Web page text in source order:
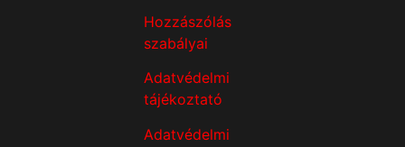
Hozzászólás
szabályai
Adatvédelmi
tájékoztató
Adatvédelmi